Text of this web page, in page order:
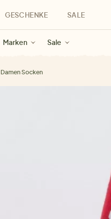
Marken Sale
Sale
GESCHENKE
Geschenke für Kinder
SALE
Damen Socken